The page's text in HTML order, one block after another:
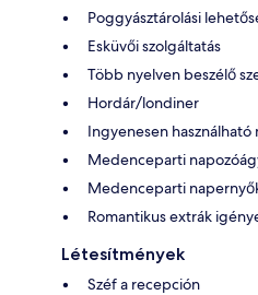
Poggyásztárolási
Esküvői szolgáltatás
Több nyelven beszélő
Hordár/londiner
Ingyenesen
Medenceparti
Medenceparti
Romantikus extrák
Létesítmények
Széf a recepción